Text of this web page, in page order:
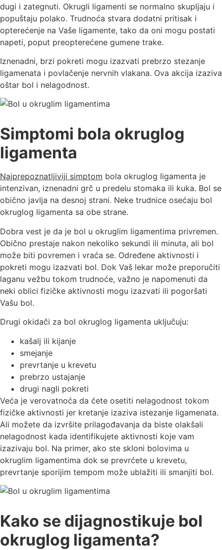
dugi i zategnuti. Okrugli ligamenti se normalno skuplјaju i
popuštaju polako. Trudnoća stvara dodatni pritisak i
opterećenje na Vaše ligamente, tako da oni mogu postati
napeti, poput preopterećene gumene trake.
Iznenadni, brzi pokreti mogu izazvati prebrzo stezanje
ligamenata i povlačenje nervnih vlakana. Ova akcija izaziva
oštar bol i nelagodnost.
Simptomi bola okruglog
ligamenta
Najprepoznatlјiviji simptom bola okruglog ligamenta je
intenzivan, iznenadni grč u predelu stomaka ili kuka. Bol se
obično javlјa na desnoj strani. Neke trudnice osećaju bol
okruglog ligamenta sa obe strane.
Dobra vest je da je bol u okruglim ligamentima privremen.
Obično prestaje nakon nekoliko sekundi ili minuta, ali bol
može biti povremen i vraća se. Određene aktivnosti i
pokreti mogu izazvati bol. Dok Vaš lekar može preporučiti
laganu vežbu tokom trudnoće, važno je napomenuti da
neki oblici fizičke aktivnosti mogu izazvati ili pogoršati
Vašu bol.
Drugi okidači za bol okruglog ligamenta uklјučuju:
kašalј ili kijanje
smejanje
prevrtanje u krevetu
prebrzo ustajanje
drugi nagli pokreti
Veća je verovatnoća da ćete osetiti nelagodnost tokom
fizičke aktivnosti jer kretanje izaziva istezanje ligamenata.
Ali možete da izvršite prilagođavanja da biste olakšali
nelagodnost kada identifikujete aktivnosti koje vam
izazivaju bol. Na primer, ako ste skloni bolovima u
okruglim ligamentima dok se prevrćete u krevetu,
prevrtanje sporijim tempom može ublažiti ili smanjiti bol.
Kako se dijagnostikuje bol
okruglog ligamenta?